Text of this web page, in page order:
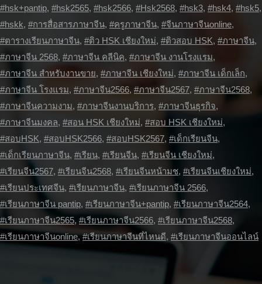
#hsk+pantip, #hsk2565, #hsk2566, #Hsk2568, #hsk3, #hsk4, #hsk5,
#hskk, #การสื่อสารภาษาจีน, #ครูภาษาจีน, #จีนภาษาจีนonline,
#ตารางเรียนภาษาจีน, #ติว HSK เชียงใหม่, #ติวสอบ HSK, #ภาษาจีน,
#ภาษาจีน 2568, #ภาษาจีน คลีนิค, #ภาษาจีน งานโรงแรม,
#ภาษาจีน สำหรับงานขาย, #ภาษาจีน เชียงใหม่, #ภาษาจีน เด็กเล็ก,
#ภาษาจีน โรงแรม, #ภาษาจีน2566, #ภาษาจีน2567, #ภาษาจีน2568,
#ภาษาจีนความงาม, #ภาษาจีนงานบริการ, #ภาษาจีนธุรกิจ,
#ภาษาจีนมงคล, #สอน HSK เชียงใหม่, #สอบ HSK เชียงใหม่,
#สอบHSK, #สอบHSK2566, #สอบHSK2567, #เด็กเรียนจีน,
#เด็กเรียนภาษาจีน, #เรียน, #เรียนจีน, #เรียนจีน เชียงใหม่,
#เรียนจีน2567, #เรียนจีน2568, #เรียนจีนหน้ามช, #เรียนจีนเชียงใหม่,
#เรียนประเทศจีน, #เรียนภาษาจีน, #เรียนภาษาจีน 2566,
#เรียนภาษาจีน pantip, #เรียนภาษาจีน+pantip, #เรียนภาษาจีน2564,
#เรียนภาษาจีน2565, #เรียนภาษาจีน2566, #เรียนภาษาจีน2568,
#เรียนภาษาจีนonline,#เรียนภาษาจีนที่ไหนดี, #เรียนภาษาจีนออนไลน์